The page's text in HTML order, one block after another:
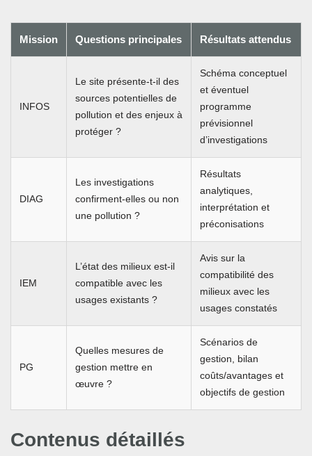
Mission Questions principales Résultats attendus
INFOS
Le site présente-t-il des
sources potentielles de
pollution et des enjeux à
protéger ?
Schéma conceptuel
et éventuel
programme
prévisionnel
d’investigations
DIAG
Les investigations
confirment-elles ou non
une pollution ?
Résultats
analytiques,
interprétation et
préconisations
IEM
L’état des milieux est-il
compatible avec les
usages existants ?
Avis sur la
compatibilité des
milieux avec les
usages constatés
PG
Quelles mesures de
gestion mettre en
œuvre ?
Scénarios de
gestion, bilan
coûts/avantages et
objectifs de gestion
Contenus détaillés